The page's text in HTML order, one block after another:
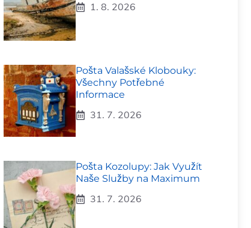
1. 8. 2026
Pošta Valašské Klobouky:
Všechny Potřebné
Informace
31. 7. 2026
Pošta Kozolupy: Jak Využít
Naše Služby na Maximum
31. 7. 2026